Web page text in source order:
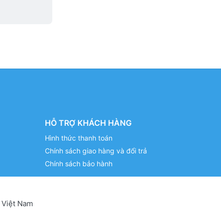
HỖ TRỢ KHÁCH HÀNG
Hình thức thanh toán
Chính sách giao hàng và đổi trả
Chính sách bảo hành
Nam